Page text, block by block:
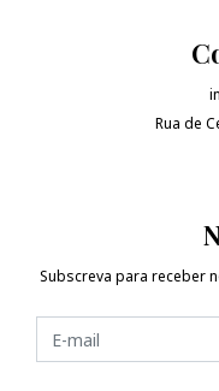
Rua de
Subscreva para receber